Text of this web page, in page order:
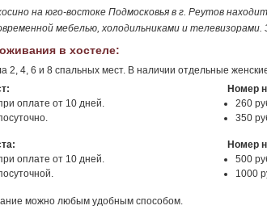
на юго-востоке Подмосковья в г. Реутов
мебелью, холодильниками и
в хостеле:
2, 4, 6 и 8 спальных мест. В наличии отдельные
оплате от 10 дней.
Номер
260
350
оплате от 10 дней.
Номер
500
1000
можно любым удобным способом.